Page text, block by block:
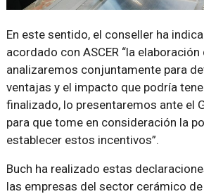
En este sentido, el conseller ha
acordado con ASCER la elaboración
analizaremos conjuntamente para
ventajas y el impacto que podría
finalizado, lo presentaremos ante el
para que tome en consideración la
establecer estos incentivos .
Buch ha realizado estas
las empresas del sector cerámico